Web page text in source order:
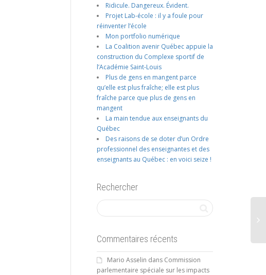
Ridicule. Dangereux. Évident.
Projet Lab-école : il y a foule pour
réinventer l’école
Mon portfolio numérique
La Coalition avenir Québec appuie la
construction du Complexe sportif de
l’Académie Saint-Louis
Plus de gens en mangent parce
qu’elle est plus fraîche; elle est plus
fraîche parce que plus de gens en
mangent
La main tendue aux enseignants du
Québec
Des raisons de se doter d’un Ordre
professionnel des enseignantes et des
enseignants au Québec : en voici seize !
Rechercher
Commentaires récents
Mario Asselin dans Commission
parlementaire spéciale sur les impacts